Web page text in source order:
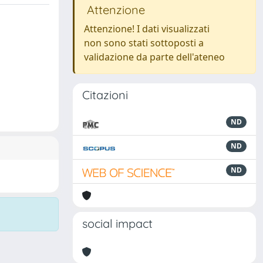
Attenzione
Attenzione! I dati visualizzati
non sono stati sottoposti a
validazione da parte dell'ateneo
Citazioni
ND
ND
ND
social impact